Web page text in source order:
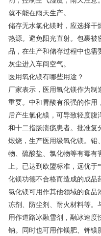
就不能在雨天生产。
储存无水氯化镁时，应选择干
热源。避免阳光直射。包裹被
品，在生产和储存过程中也需
灰尘进入车间空气。
医用氧化镁有哪些用途？
厂家表示，医用氧化镁作为制
重要。中和胃酸有很强的作用
后产生氯化镁，可导致轻度腹
和十二指肠溃疡患者。批准复
煅烧，生产医用级氧化镁。铅
物、硫酸盐、氯化物等有毒有
上。已达到欧盟标准，远优
化镁功德不合格而造成的成品
氯化镁可用作其他领域的食品
冻剂、防尘剂、耐火材料等。
用作道路冰融雪剂，融冰速度
钠。同时也可用作镁肥、钾镁